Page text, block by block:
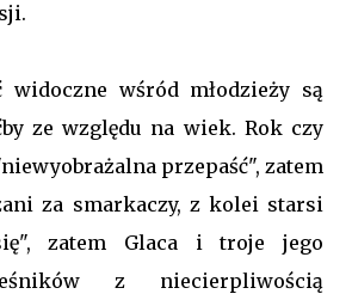
widoczne wśród młodzieży są
ze względu na wiek. Rok czy
przepaść", zatem
za smarkaczy, z kolei starsi
zatem Glaca i troje jego
z niecierpliwością